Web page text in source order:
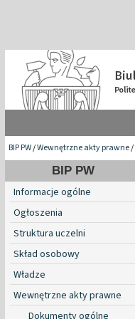
BIP PW/Wewnętrzne akty prawne/
BIP PW
Informacje ogólne
Ogłoszenia
Struktura uczelni
Skład osobowy
Władze
Wewnętrzne akty prawne
Dokumenty ogólne